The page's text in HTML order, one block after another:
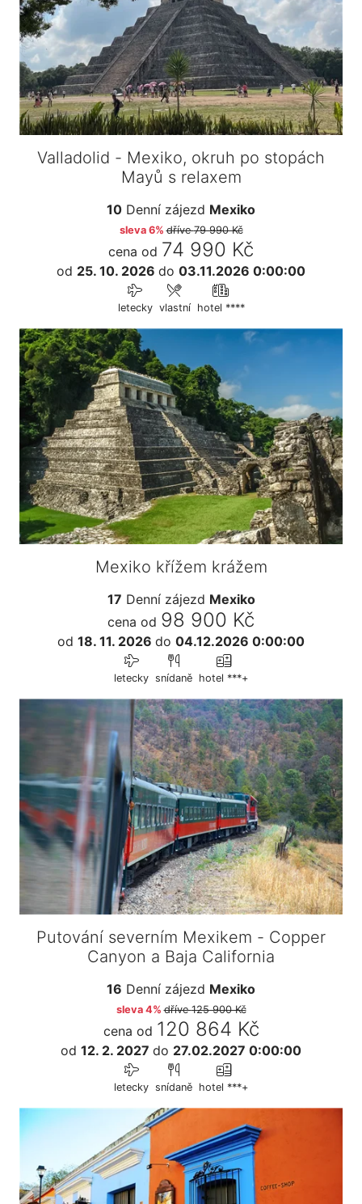
Valladolid - Mexiko, okruh po stopách
Mayů s relaxem
10 Denní zájezd Mexiko
sleva 6% dříve79 990 Kč
cena od 74 990 Kč
od 25. 10. 2026 do 03.11.2026 0:00:00
letecky vlastní hotel ****
Mexiko křížem krážem
17 Denní zájezd Mexiko
cena od 98 900 Kč
od 18. 11. 2026 do 04.12.2026 0:00:00
letecky snídaně hotel ***+
Putování severním Mexikem - Copper
Canyon a Baja California
16 Denní zájezd Mexiko
sleva 4% dříve125 900 Kč
cena od 120 864 Kč
od 12. 2. 2027 do 27.02.2027 0:00:00
letecky snídaně hotel ***+